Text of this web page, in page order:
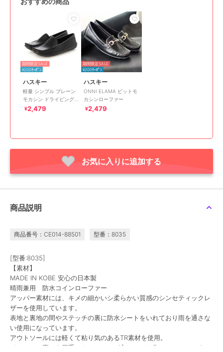
期間限定SALE
¥200ｸｰﾎﾟﾝ
ハスキー
軽量 シンプル プレーン
モカシン ドライビング
シューズ
¥2,479
期間限定SALE
¥200ｸｰﾎﾟﾝ
ハスキー
ONNI ELAMA ビットモ
カシンローファー
¥2,479
お気に入りに追加する
商品説明
商品番号：CE014-88501 型番：8035
[型番:8035]
【素材】
MADE IN KOBE 安心の日本製
晴雨兼用 防水コインローファー
アッパー素材には、キメの細かいシ柔らかい質感のシンセティックレ
ザーを使用しています。
表地と裏地の間やステッチの裏に防水シートをいれており雨を通さな
い使用になっています。
アウトソールには軽くて粘り気のあるTR素材を使用。
インソール裏にも厚手のクッションが入っている為、フカフカですの